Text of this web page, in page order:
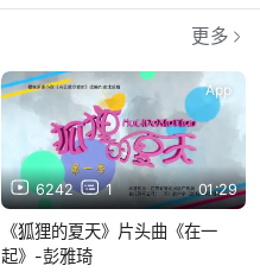
更多
6242 1 01:29
App
《狐狸的夏天》片头曲《在一
起》-彭雅琦